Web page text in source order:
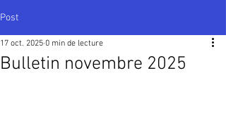
Post
Bulletin novembre 2025
17 oct. 2025 0 min de lecture